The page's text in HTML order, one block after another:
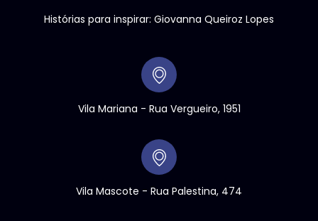
Histórias para inspirar: Giovanna Queiroz Lopes
Vila Mariana - Rua Vergueiro, 1951
Vila Mascote - Rua Palestina, 474